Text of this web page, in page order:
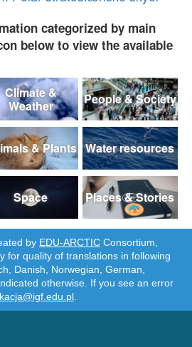
categorized by main
below to view the available
Climate &
Weather
People & Society
& Plants Water resources
Space Places & Stories
by EDU-ARCTIC Consortium,
for quality of translations in following
Danish, Norwegian, German,
otherwise. If you see an error